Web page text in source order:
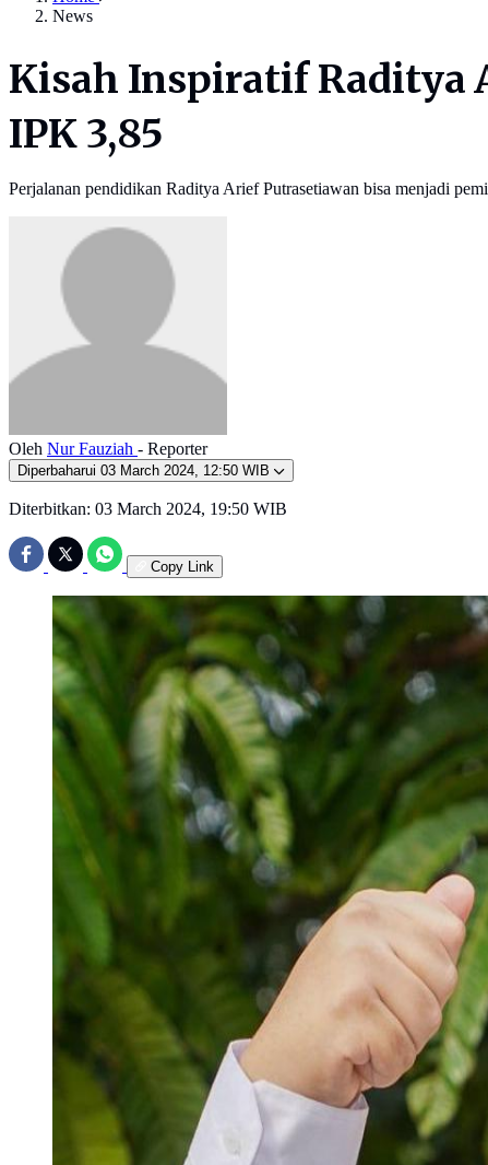
News
Kisah Inspiratif Raditya
IPK 3,85
Perjalanan pendidikan Raditya Arief Putrasetiawan bisa menjadi
Oleh Nur Fauziah - Reporter
Diperbaharui 03 March 2024, 12:50 WIB
Diterbitkan: 03 March 2024, 19:50 WIB
Copy Link